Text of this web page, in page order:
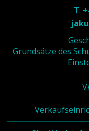
T:
Grundsätze des